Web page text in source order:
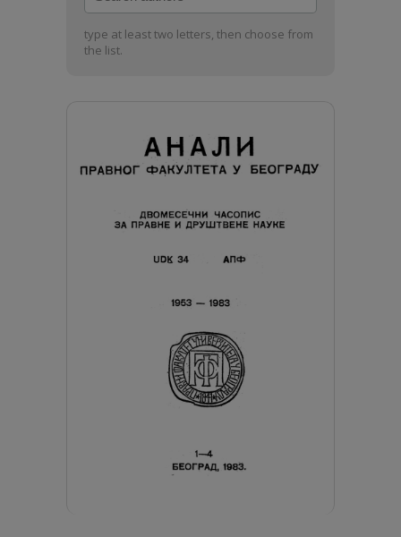
authors
type at least two letters, then choose from
the list.